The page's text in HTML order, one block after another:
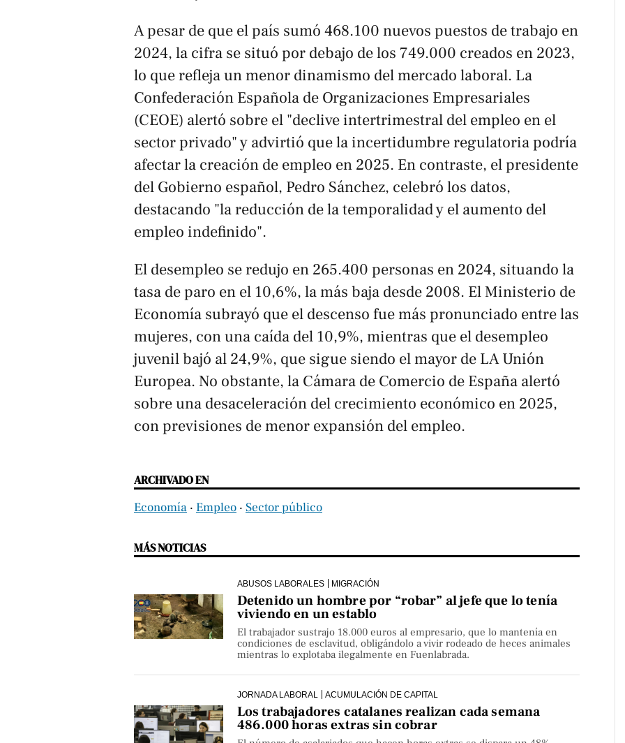
A pesar de que el país sumó 468.100 nuevos puestos de trabajo en
2024, la cifra se situó por debajo de los 749.000 creados en 2023,
lo que refleja un menor dinamismo del mercado laboral. La
Confederación Española de Organizaciones Empresariales
(CEOE) alertó sobre el "declive intertrimestral del empleo en el
sector privado" y advirtió que la incertidumbre regulatoria podría
afectar la creación de empleo en 2025. En contraste, el presidente
del Gobierno español, Pedro Sánchez, celebró los datos,
destacando "la reducción de la temporalidad y el aumento del
empleo indefinido".
El desempleo se redujo en 265.400 personas en 2024, situando la
tasa de paro en el 10,6%, la más baja desde 2008. El Ministerio de
Economía subrayó que el descenso fue más pronunciado entre las
mujeres, con una caída del 10,9%, mientras que el desempleo
juvenil bajó al 24,9%, que sigue siendo el mayor de LA Unión
Europea. No obstante, la Cámara de Comercio de España alertó
sobre una desaceleración del crecimiento económico en 2025,
con previsiones de menor expansión del empleo.
ARCHIVADO EN
Economía ‧ Empleo ‧ Sector público
MÁS NOTICIAS
ABUSOS LABORALES MIGRACIÓN
Detenido un hombre por “robar” al jefe que lo tenía
viviendo en un establo
El trabajador sustrajo 18.000 euros al empresario, que lo mantenía en
condiciones de esclavitud, obligándolo a vivir rodeado de heces animales
mientras lo explotaba ilegalmente en Fuenlabrada.
JORNADA LABORAL ACUMULACIÓN DE CAPITAL
Los trabajadores catalanes realizan cada semana
486.000 horas extras sin cobrar